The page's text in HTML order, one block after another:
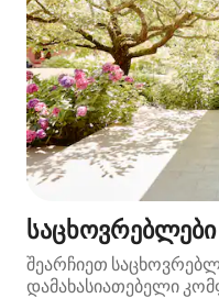
შეარჩიეთ
დამახასიათებელი